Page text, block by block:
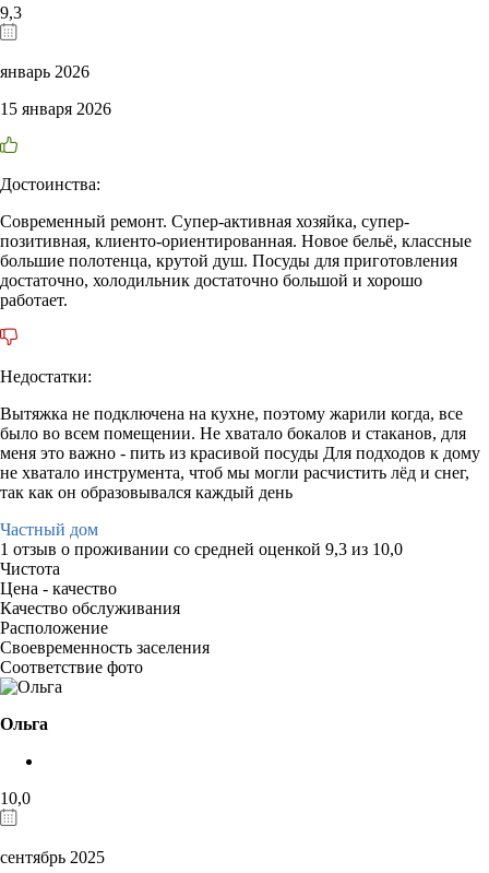
9,3
январь 2026
15 января 2026
Достоинства:
Современный ремонт. Супер-активная хозяйка, супер-
позитивная, клиенто-ориентированная. Новое бельё, классные
большие полотенца, крутой душ. Посуды для приготовления
достаточно, холодильник достаточно большой и хорошо
работает.
Недостатки:
Вытяжка не подключена на кухне, поэтому жарили когда, все
было во всем помещении. Не хватало бокалов и стаканов, для
меня это важно - пить из красивой посуды Для подходов к дому
не хватало инструмента, чтоб мы могли расчистить лёд и снег,
так как он образовывался каждый день
Частный дом
1 отзыв о проживании со средней оценкой 9,3 из 10,0
Чистота
Цена - качество
Качество обслуживания
Расположение
Своевременность заселения
Соответствие фото
Ольга
10,0
сентябрь 2025